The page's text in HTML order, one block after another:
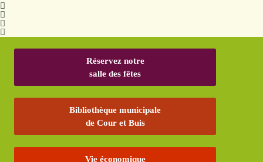
Réservez notre
salle des fêtes
Bibliothèque municipale
de Cour et Buis
Vie économique